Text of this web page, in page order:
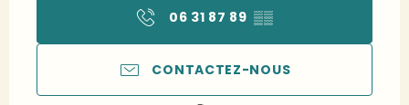
06 31 87 89▒▒
CONTACTEZ-NOUS